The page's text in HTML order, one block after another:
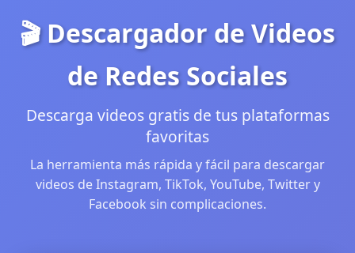
🎬 Descargador de Videos
de Redes Sociales
Descarga videos gratis de tus plataformas
favoritas
La herramienta más rápida y fácil para descargar
videos de Instagram, TikTok, YouTube, Twitter y
Facebook sin complicaciones.